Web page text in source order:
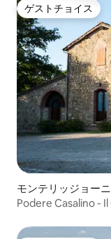
ゲストチョイス
ゲストチョイス
モンテリッジョー
Podere Casalino -